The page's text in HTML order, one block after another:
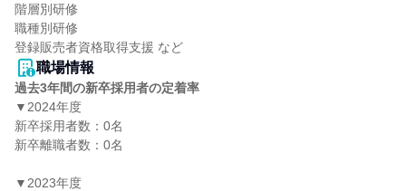
階層別研修
職種別研修
職場情報
過去3年間の新卒採用者の定着率
▼2024年度
新卒採用者数：0名
新卒離職者数：0名
▼2023年度